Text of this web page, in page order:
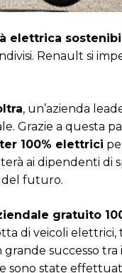
elettrica
Renault si
, un’azienda
Grazie a questa
100% elettrici
ai dipendenti di
del futuro.
gratuito
di veicoli elettrici,
grande successo
e sono state